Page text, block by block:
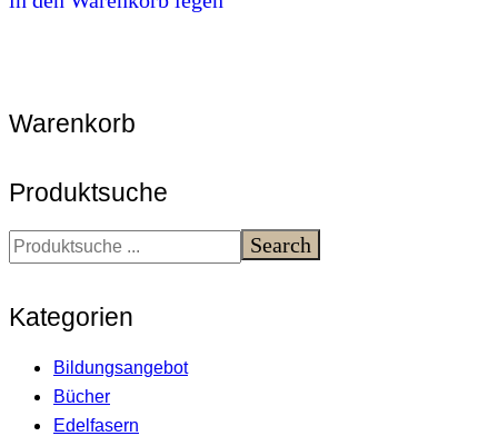
Warenkorb
Produktsuche
Search
Kategorien
Bildungsangebot
Bücher
Edelfasern